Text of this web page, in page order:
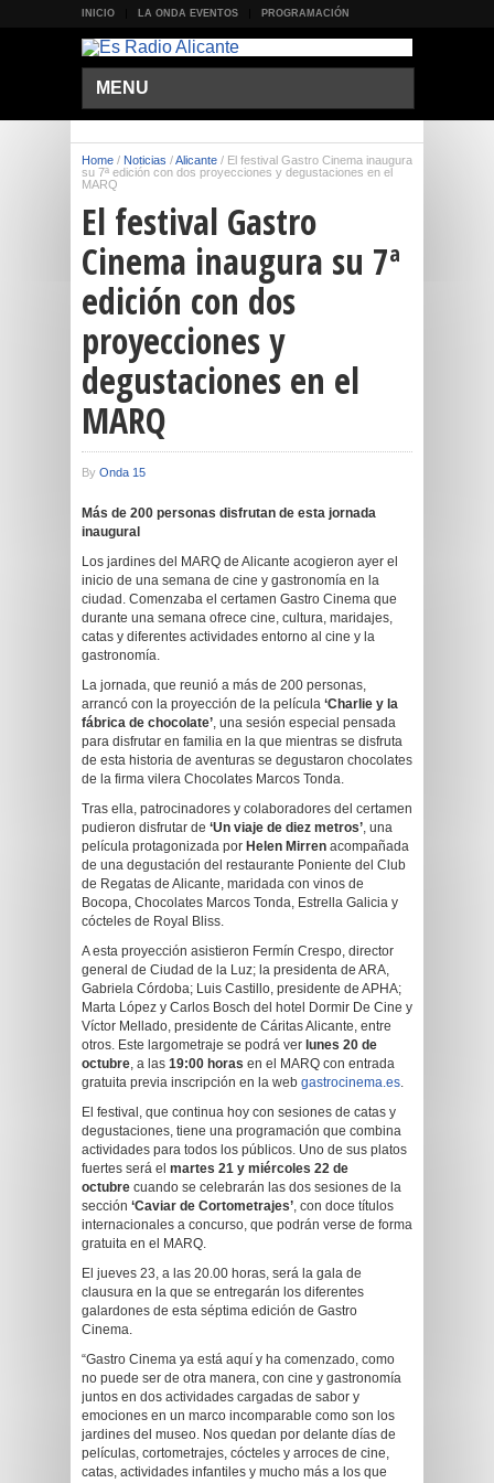
INICIO LA ONDA EVENTOS PROGRAMACIÓN
MENU
Home / Noticias /Alicante / El festival Gastro Cinema inaugura
su 7ª edición con dos proyecciones y degustaciones en el
MARQ
El festival Gastro
Cinema inaugura su 7ª
edición con dos
proyecciones y
degustaciones en el
MARQ
By Onda 15
Más de 200 personas disfrutan de esta jornada
inaugural
Los jardines del MARQ de Alicante acogieron ayer el
inicio de una semana de cine y gastronomía en la
ciudad. Comenzaba el certamen Gastro Cinema que
durante una semana ofrece cine, cultura, maridajes,
catas y diferentes actividades entorno al cine y la
gastronomía.
La jornada, que reunió a más de 200 personas,
arrancó con la proyección de la película ‘Charlie y la
fábrica de chocolate’, una sesión especial pensada
para disfrutar en familia en la que mientras se disfruta
de esta historia de aventuras se degustaron chocolates
de la firma vilera Chocolates Marcos Tonda.
Tras ella, patrocinadores y colaboradores del certamen
pudieron disfrutar de ‘Un viaje de diez metros’, una
película protagonizada por Helen Mirren acompañada
de una degustación del restaurante Poniente del Club
de Regatas de Alicante, maridada con vinos de
Bocopa, Chocolates Marcos Tonda, Estrella Galicia y
cócteles de Royal Bliss.
A esta proyección asistieron Fermín Crespo, director
general de Ciudad de la Luz; la presidenta de ARA,
Gabriela Córdoba; Luis Castillo, presidente de APHA;
Marta López y Carlos Bosch del hotel Dormir De Cine y
Víctor Mellado, presidente de Cáritas Alicante, entre
otros. Este largometraje se podrá ver lunes 20 de
octubre, a las 19:00 horas en el MARQ con entrada
gratuita previa inscripción en la web gastrocinema.es.
El festival, que continua hoy con sesiones de catas y
degustaciones, tiene una programación que combina
actividades para todos los públicos. Uno de sus platos
fuertes será el martes 21 y miércoles 22 de
octubre cuando se celebrarán las dos sesiones de la
sección ‘Caviar de Cortometrajes’, con doce títulos
internacionales a concurso, que podrán verse de forma
gratuita en el MARQ.
El jueves 23, a las 20.00 horas, será la gala de
clausura en la que se entregarán los diferentes
galardones de esta séptima edición de Gastro
Cinema.
“Gastro Cinema ya está aquí y ha comenzado, como
no puede ser de otra manera, con cine y gastronomía
juntos en dos actividades cargadas de sabor y
emociones en un marco incomparable como son los
jardines del museo. Nos quedan por delante días de
películas, cortometrajes, cócteles y arroces de cine,
catas, actividades infantiles y mucho más a los que